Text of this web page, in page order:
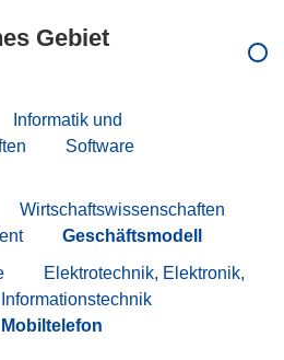
Gebiet
Informatik und
Software
Wirtschaftswissenschaften
Geschäftsmodell
Elektrotechnik, Elektronik,
Informationstechnik
Mobiltelefon